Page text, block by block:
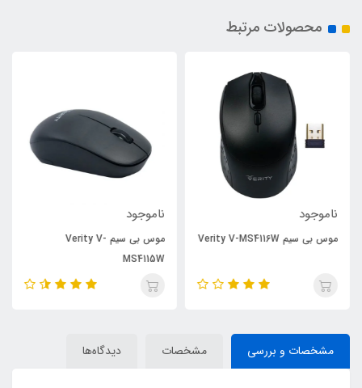
محصولات مرتبط
ناموجود
موس بی سیم Verity V-MS4116W
ناموجود
موس بی سیم Verity V-
MS4115W
مشخصات و بررسی مشخصات دیدگاه‌ها